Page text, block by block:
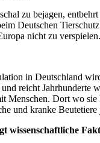
zu bejagen,
Deutschen
nicht zu
in Deutschland
reicht Jahrhunderte
Menschen. Dort wo
und kranke Beutetiere
wissenschaftliche